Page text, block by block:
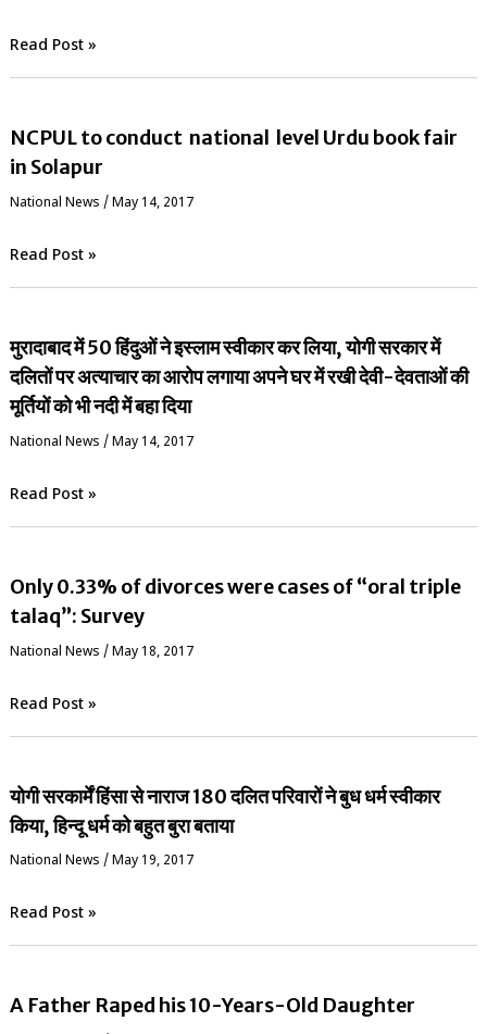
Read Post »
NCPUL to conduct national level Urdu book fair
in Solapur
National News / May 14, 2017
Read Post »
मुरादाबाद में 50 हिंदुओं ने इस्लाम स्वीकार कर लिया, योगी सरकार में
दलितों पर अत्याचार का आरोप लगाया अपने घर में रखी देवी-देवताओं की
मूर्तियों को भी नदी में बहा दिया
National News / May 14, 2017
Read Post »
Only 0.33% of divorces were cases of “oral triple
talaq”: Survey
National News /May 18, 2017
Read Post »
योगी सरकार्में हिंसा से नाराज 180 दलित परिवारों ने बुध धर्म स्वीकार
किया, हिन्दू धर्म को बहुत बुरा बताया
National News / May 19, 2017
Read Post »
A Father Raped his 10-Years-Old Daughter